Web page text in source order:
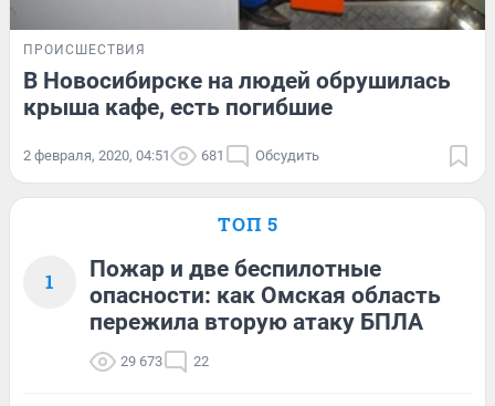
ПРОИСШЕСТВИЯ
В Новосибирске на людей обрушилась
крыша кафе, есть погибшие
2 февраля, 2020, 04:51 681 Обсудить
ТОП 5
1
Пожар и две беспилотные
опасности: как Омская область
пережила вторую атаку БПЛА
29 673 22